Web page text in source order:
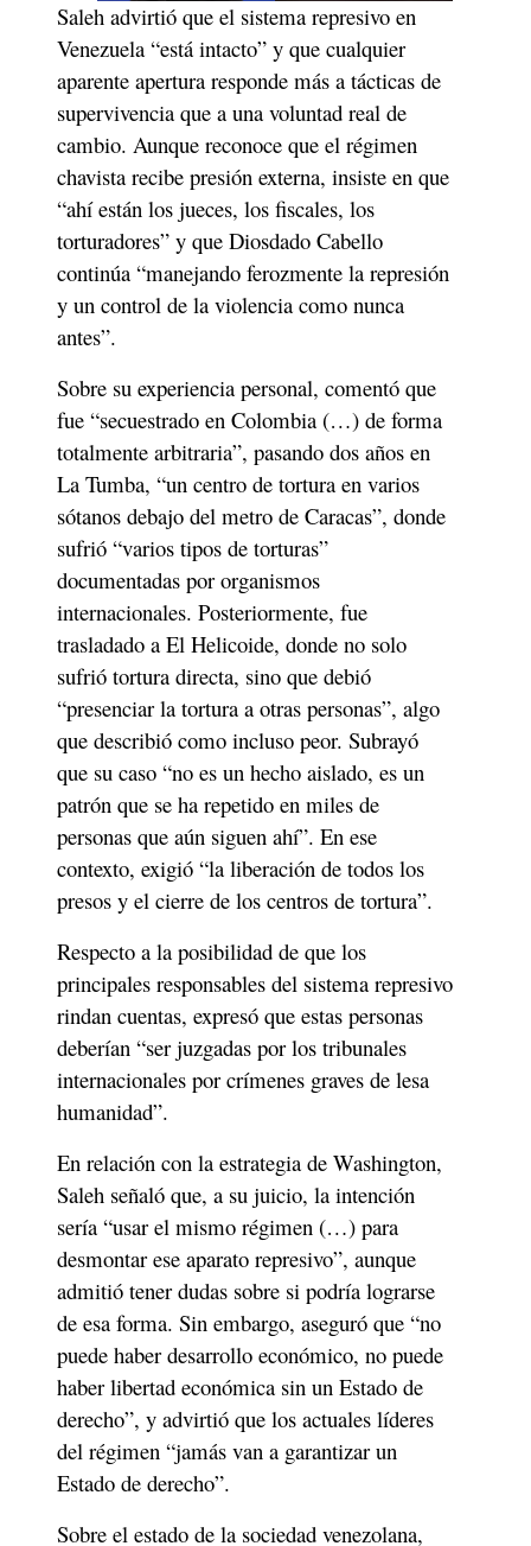
Saleh advirtió que el sistema represivo en
Venezuela “está intacto” y que cualquier
aparente apertura responde más a tácticas de
supervivencia que a una voluntad real de
cambio. Aunque reconoce que el régimen
chavista recibe presión externa, insiste en que
“ahí están los jueces, los fiscales, los
torturadores” y que Diosdado Cabello
continúa “manejando ferozmente la represión
y un control de la violencia como nunca
antes”.
Sobre su experiencia personal, comentó que
fue “secuestrado en Colombia (…) de forma
totalmente arbitraria”, pasando dos años en
La Tumba, “un centro de tortura en varios
sótanos debajo del metro de Caracas”, donde
sufrió “varios tipos de torturas”
documentadas por organismos
internacionales. Posteriormente, fue
trasladado a El Helicoide, donde no solo
sufrió tortura directa, sino que debió
“presenciar la tortura a otras personas”, algo
que describió como incluso peor. Subrayó
que su caso “no es un hecho aislado, es un
patrón que se ha repetido en miles de
personas que aún siguen ahí”. En ese
contexto, exigió “la liberación de todos los
presos y el cierre de los centros de tortura”.
Respecto a la posibilidad de que los
principales responsables del sistema represivo
rindan cuentas, expresó que estas personas
deberían “ser juzgadas por los tribunales
internacionales por crímenes graves de lesa
humanidad”.
En relación con la estrategia de Washington,
Saleh señaló que, a su juicio, la intención
sería “usar el mismo régimen (…) para
desmontar ese aparato represivo”, aunque
admitió tener dudas sobre si podría lograrse
de esa forma. Sin embargo, aseguró que “no
puede haber desarrollo económico, no puede
haber libertad económica sin un Estado de
derecho”, y advirtió que los actuales líderes
del régimen “jamás van a garantizar un
Estado de derecho”.
Sobre el estado de la sociedad venezolana,